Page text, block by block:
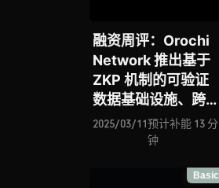
融资周评：Orochi
Network 推出基于
ZKP 机制的可验证
数据基础设施、跨链
意图协议 Across 能
否借助 ERC-7683
交互标准的宏大愿
2025/03/11预计补能 13 分
钟
Basic